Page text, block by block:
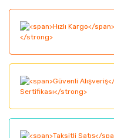
Görüş ve önerileriniz
Ürün resmi
Ürün